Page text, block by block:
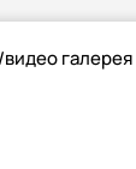
галерея